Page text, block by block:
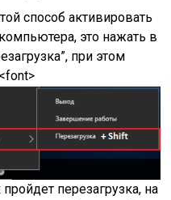
способ активировать
это нажать в
при этом
перезагрузка, на